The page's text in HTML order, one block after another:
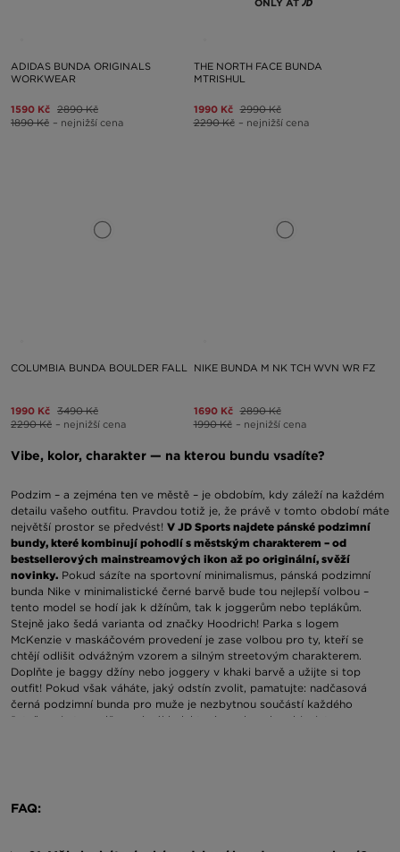
ADIDAS BUNDA ORIGINALS
WORKWEAR
1590 Kč 2890 Kč
1890 Kč – nejnižší cena
ONLY AT
THE NORTH FACE BUNDA
MTRISHUL
1990 Kč 2990 Kč
2290 Kč – nejnižší cena
COLUMBIA BUNDA BOULDER FALL
1990 Kč 3490 Kč
2290 Kč – nejnižší cena
NIKE BUNDA M NK TCH WVN WR FZ
1690 Kč 2890 Kč
1990 Kč – nejnižší cena
Vibe, kolor, charakter — na kterou bundu vsadíte?
Podzim – a zejména ten ve městě – je obdobím, kdy záleží na každém
detailu vašeho outfitu. Pravdou totiž je, že právě v tomto období máte
největší prostor se předvést! V JD Sports najdete pánské podzimní
bundy, které kombinují pohodlí s městským charakterem – od
bestsellerových mainstreamových ikon až po originální, svěží
novinky. Pokud sázíte na sportovní minimalismus, pánská podzimní
bunda Nike v minimalistické černé barvě bude tou nejlepší volbou –
tento model se hodí jak k džínům, tak k joggerům nebo teplákům.
Stejně jako šedá varianta od značky Hoodrich! Parka s logem
McKenzie v maskáčovém provedení je zase volbou pro ty, kteří se
chtějí odlišit odvážným vzorem a silným streetovým charakterem.
Doplňte je baggy džíny nebo joggery v khaki barvě a užijte si top
outfit! Pokud však váháte, jaký odstín zvolit, pamatujte: nadčasová
černá podzimní bunda pro muže je nezbytnou součástí každého
šatníku – je to nadčasový základ, který snadno zkombinujete s
Nejpopulárnější nabídky v JD Sports jsou:
FAQ: